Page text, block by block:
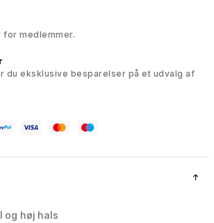
for medlemmer.
du eksklusive besparelser på et udvalg af
og høj hals